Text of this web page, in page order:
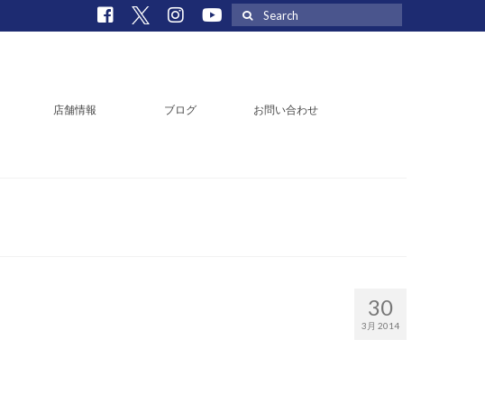
Search
for:
店舗情報 ブログ お問い合わせ
30
3月 2014